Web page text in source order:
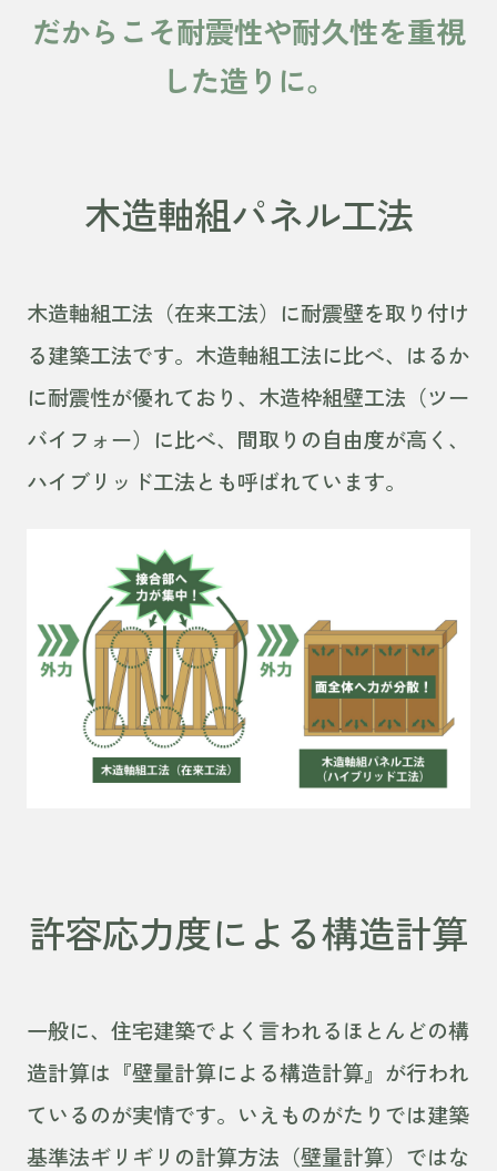
だからこそ耐震性や耐久性を重視
した造りに。
木造軸組パネル工法
木造軸組工法（在来工法）に耐震壁を取り付け
る建築工法です。木造軸組工法に比べ、はるか
に耐震性が優れており、木造枠組壁工法（ツー
バイフォー）に比べ、間取りの自由度が高く、
ハイブリッド工法とも呼ばれています。
許容応力度による構造計算
一般に、住宅建築でよく言われるほとんどの構
造計算は『壁量計算による構造計算』が行われ
ているのが実情です。いえものがたりでは建築
基準法ギリギリの計算方法（壁量計算）ではな